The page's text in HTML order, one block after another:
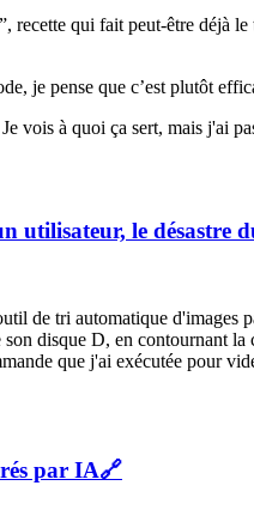
qui fait peut-être déjà
je pense que c’est plutôt
vois à quoi ça sert, mais j'ai
utilisateur, le désastre
de tri automatique d'images
disque D, en contournant
que j'ai exécutée pour
par IA🔗